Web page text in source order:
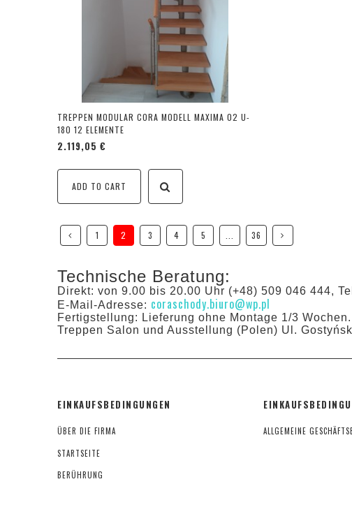
TREPPEN MODULAR CORA MODELL MAXIMA 02 U-
180 12 ELEMENTE
2.119,05 €
ADD TO CART
1 2 3 4 5 36
Technische Beratung:
Direkt: von 9.00 bis 20.00 Uhr (+48) 509 046 444,
E-Mail-Adresse: coraschody.biuro@wp.pl
Fertigstellung: Lieferung ohne Montage 1/3
Treppen Salon und Ausstellung (Polen) Ul.
EINKAUFSBEDINGUNGEN
ÜBER DIE FIRMA
STARTSEITE
BERÜHRUNG
ALLGEMEINE